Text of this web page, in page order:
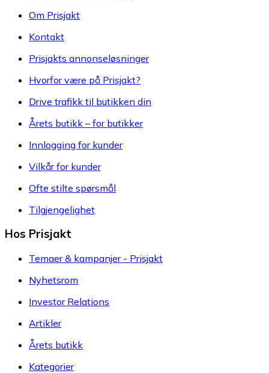
Om Prisjakt
Kontakt
Prisjakts annonseløsninger
Hvorfor være på Prisjakt?
Drive trafikk til butikken din
Årets butikk – for butikker
Innlogging for kunder
Vilkår for kunder
Ofte stilte spørsmål
Tilgjengelighet
Hos Prisjakt
Temaer & kampanjer - Prisjakt
Nyhetsrom
Investor Relations
Artikler
Årets butikk
Kategorier